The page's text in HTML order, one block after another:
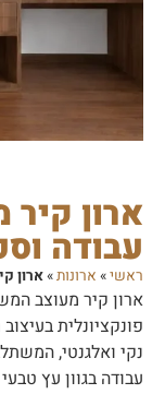
ארון קיר
עבודה
ראשי» ארונות»ארון
ארון קיר מעוצב
פונקציונלית
נקי ואלגנטי,
עבודה בגוון עץ